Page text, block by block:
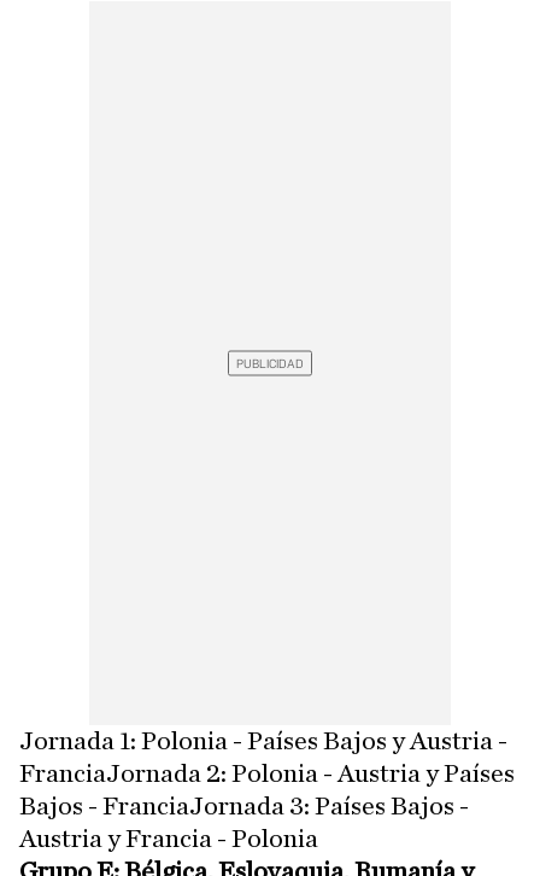
Jornada 1: Polonia - Países Bajos y Austria -
FranciaJornada 2: Polonia - Austria y Países
Bajos - FranciaJornada 3: Países Bajos -
Austria y Francia - Polonia